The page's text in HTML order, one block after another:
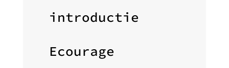
introductie
Ecourage